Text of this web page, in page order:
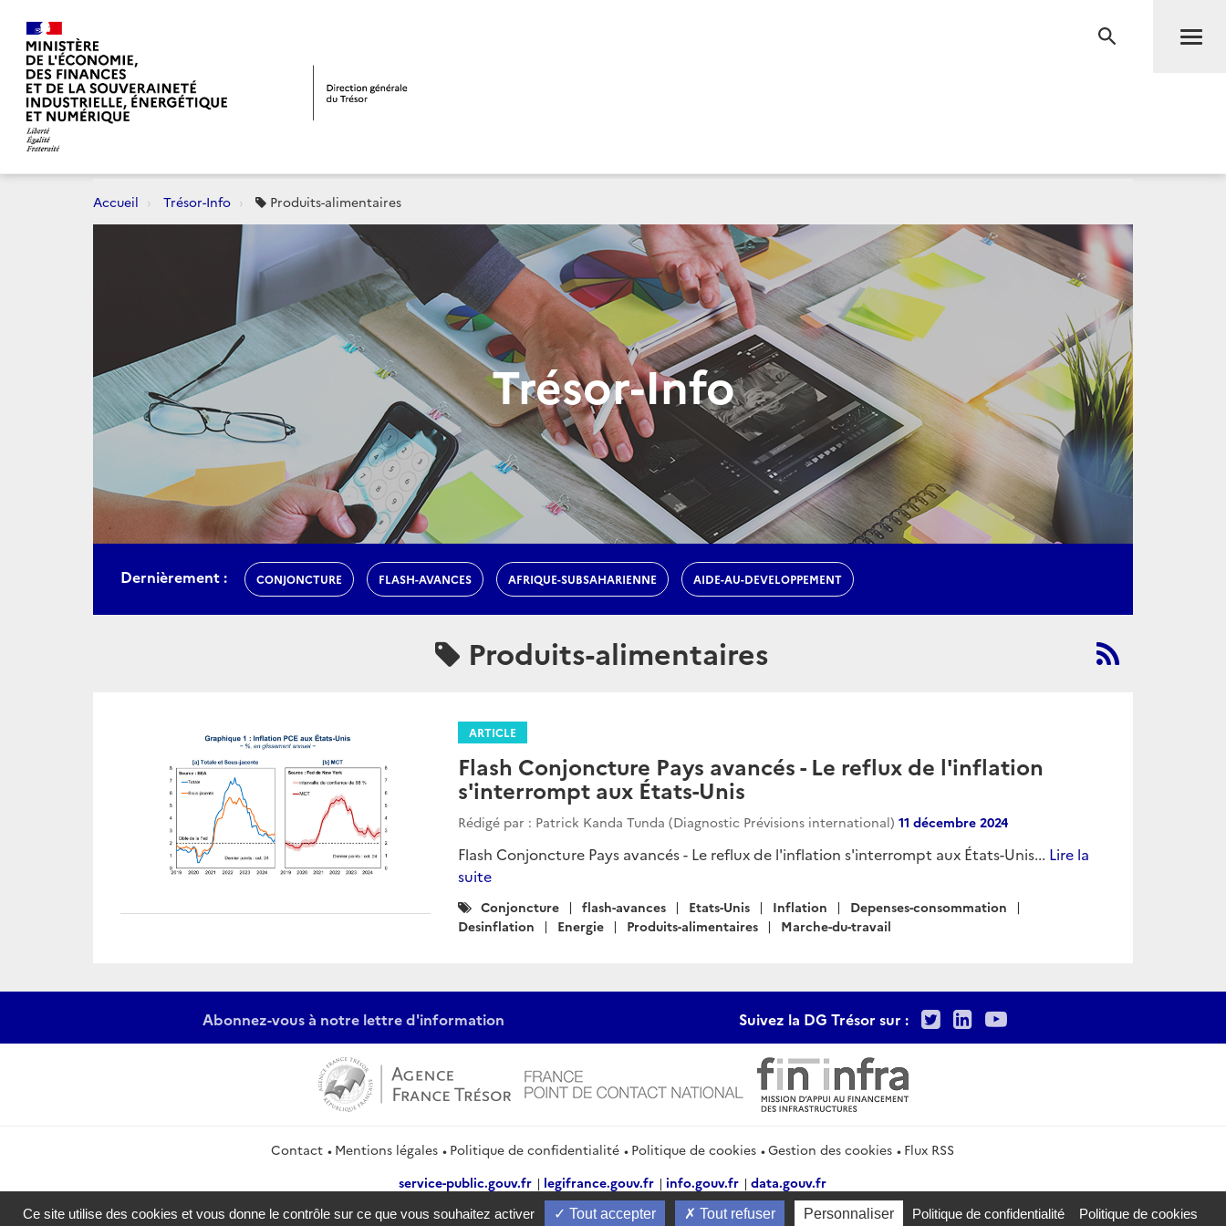
RECHERCHE
Accueil Trésor-Info Produits-alimentaires
Trésor-Info
Dernièrement : CONJONCTURE FLASH-AVANCES AFRIQUE-SUBSAHARIENNE AIDE-AU-DEVELOPPEMENT
Produits-alimentaires
ARTICLE
Flash Conjoncture Pays avancés - Le reflux de l'inflation
s'interrompt aux États-Unis
Rédigé par : Patrick Kanda Tunda (Diagnostic Prévisions international) 11 décembre 2024
Flash Conjoncture Pays avancés - Le reflux de l'inflation s'interrompt aux États-Unis... Lire la
suite
Catégories
:
Conjoncture flash-avances Etats-Unis Inflation
Depenses-consommation
Desinflation
Energie Produits-alimentaires Marche-du-travail
Abonnez-vous à notre lettre d'information Suivez la DG Trésor sur : TwitterLinkedIn
Youtube
Contact Mentions légales Politique de confidentialité Politique de cookies Gestion des cookies
Flux RSS
service-public.gouv.fr
legifrance.gouv.fr info.gouv.fr
data.gouv.fr
2026 Direction générale du Trésor
Ce site utilise des cookies et vous donne le contrôle sur ce que vous souhaitez activer Tout accepter Tout refuser Personnaliser Politique de confidentialité Politique de cookies